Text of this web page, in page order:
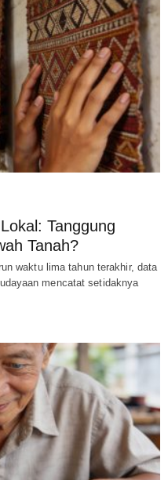
Tanggung
Tanah?
waktu lima tahun terakhir, data
mencatat setidaknya